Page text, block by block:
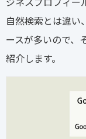
ジネスプロフィー
自然検索とは違い
ースが多いので、
紹介します。